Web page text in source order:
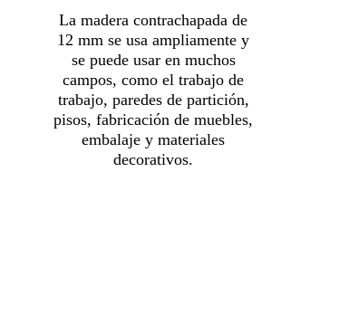
La madera contrachapada de
12 mm se usa ampliamente y
se puede usar en muchos
campos, como el trabajo de
trabajo, paredes de partición,
pisos, fabricación de muebles,
embalaje y materiales
decorativos.